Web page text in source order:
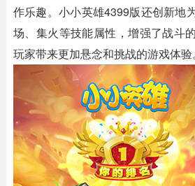
作乐趣。小小英雄4399版还创新地
场、集火等技能属性，增强了战斗
玩家带来更加悬念和挑战的游戏体验。